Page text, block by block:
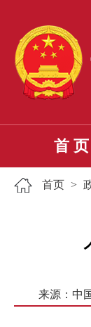
首 页
首页 >
来源：中